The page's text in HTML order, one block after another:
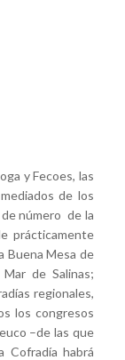
y Fecoes, las
de los
número de la
prácticamente
Buena Mesa de
de Salinas;
regionales,
los congresos
–de las que
Cofradía habrá